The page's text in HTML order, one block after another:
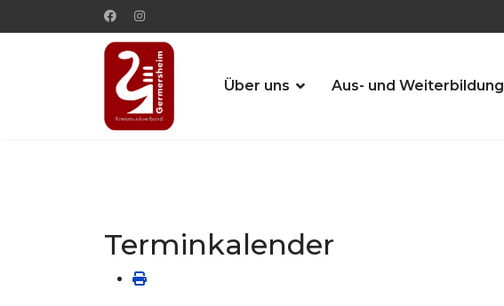
Über uns Aus- und Weiterbildung
Terminkalender